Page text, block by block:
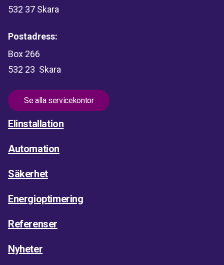
532 37 Skara
Postadress:
Box 266
532 23 Skara
Se alla servicekontor
Elinstallation
Automation
Säkerhet
Energioptimering
Referenser
Nyheter